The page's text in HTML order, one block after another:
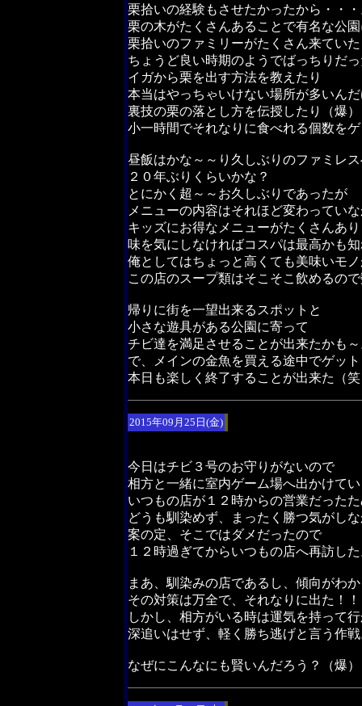
栗拾いの経験もさせたかったから・・
栗の木がたくさんあることで有名な公
栗拾いのファミリーがたくさん来てい
ちょうど良い時期のようでばっちりだ
イガから栗を出す方法を教えたり
本当はやっちゃいけない場所が多いん
裏技の栗の落とし方を伝授したり（爆）
小一時間でそれなりに食べれる個数を
昼飯はかな～～り久しぶりのファミレ
２０年ぶりくらいかな？
とにかく超～～お久しぶりであったが
メニューの内容はそれほど変わってい
キッズにお得なメニューがたくさんあり
味を気にしなければコスパは最高かも
俺としてはちょっと高くても美味いモ
この店のスープ類はそこそこ飲めるの
帰りに街を一望出来るスポットと
小さな遊具がある公園に寄って
チビ達を満足させることが出来たかも
で、メインの金魚を買える途中でゲッ
本日も楽しく終了することが出来た（
2015年09月25日(金)
今日はチビ３号のお守りがないので
相方と一緒に室内ゲーム場へ出かけて
いつもの店が１２時からの営業だった
どうも馴染めず、まったく勝つ気がし
案の定、そこではダメだったので
１２時過ぎてからいつもの店へ再訪し
まあ、馴染みの店であるし、傾向がわ
その対策は万全で、それなりに出た！！
しかし、相方がいる時は運気を持って
深追いはせず、軽く勝ち逃げと言う作
なぜにこんなにも賢いんだろう？（爆）